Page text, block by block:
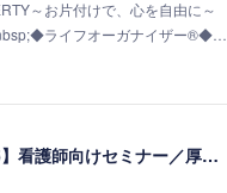
～お片付けで、心を自由に～
ライフオーガナイザー®◆…
【開催報告2/15】看護師向けセミナー／厚生連高岡病院若草会様